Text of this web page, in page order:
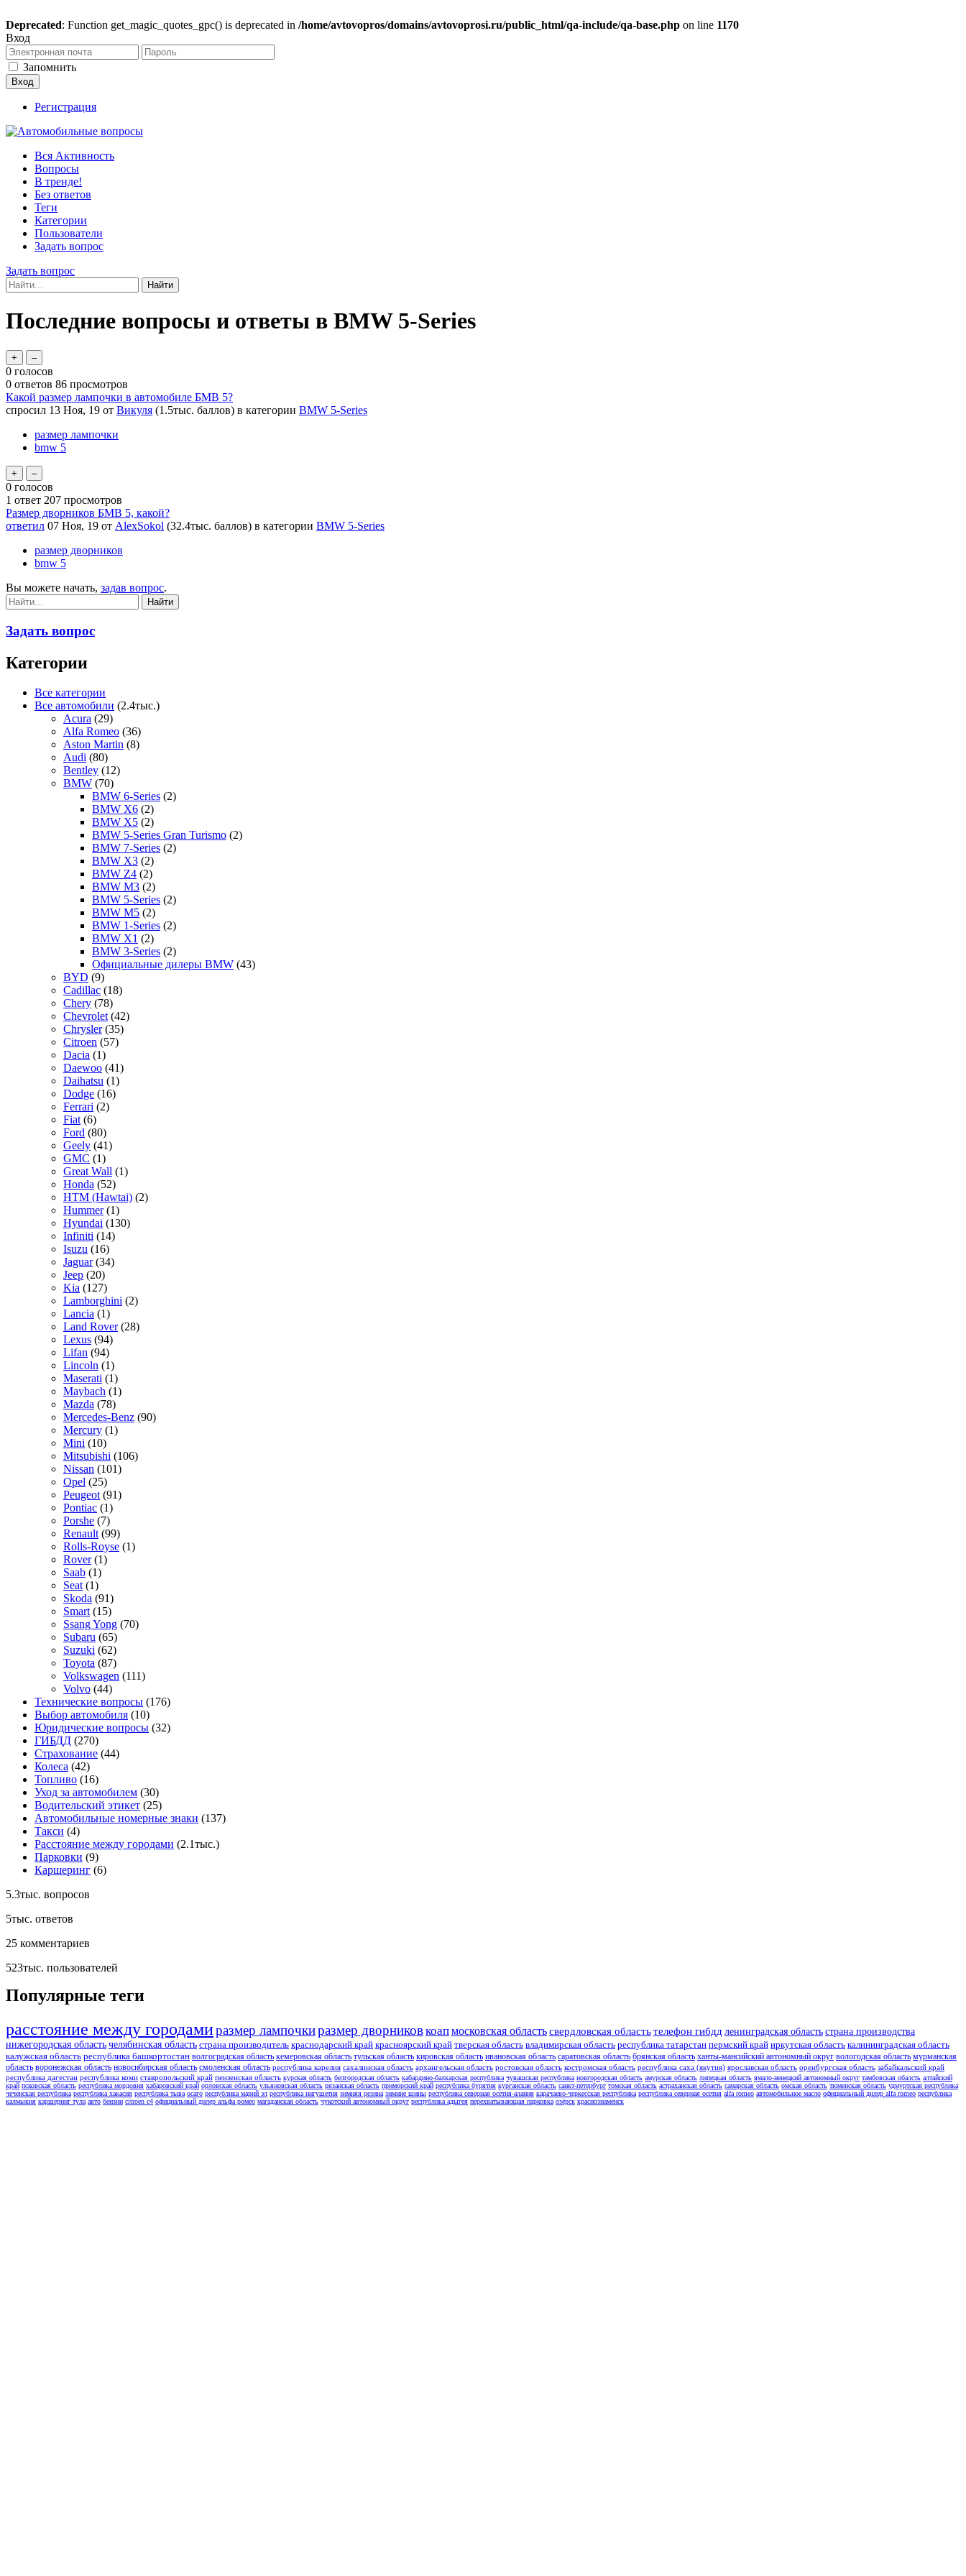
Deprecated: Function get_magic_quotes_gpc() is deprecated in /home/avtovopros/domains/avtovoprosi.ru/public_html/qa-include/qa-base.php on line 1170
Вход
Запомнить
Регистрация
Вся Активность
Вопросы
В тренде!
Без ответов
Теги
Категории
Пользователи
Задать вопрос
Задать вопрос
Последние вопросы и ответы в BMW 5-Series
0 голосов
0 ответов 86 просмотров
Какой размер лампочки в автомобиле БМВ 5?
спросил 13 Ноя, 19 от Викуля (1.5тыс. баллов) в категории BMW 5-Series
размер лампочки
bmw 5
0 голосов
1 ответ 207 просмотров
Размер дворников БМВ 5, какой?
ответил 07 Ноя, 19 от AlexSokol (32.4тыс. баллов) в категории BMW 5-Series
размер дворников
bmw 5
Вы можете начать, задав вопрос.
Задать вопрос
Категории
Все категории
Все автомобили (2.4тыс.)
Acura (29)
Alfa Romeo (36)
Aston Martin (8)
Audi (80)
Bentley (12)
BMW (70)
BMW 6-Series (2)
BMW X6 (2)
BMW X5 (2)
BMW 5-Series Gran Turismo (2)
BMW 7-Series (2)
BMW X3 (2)
BMW Z4 (2)
BMW M3 (2)
BMW 5-Series (2)
BMW M5 (2)
BMW 1-Series (2)
BMW X1 (2)
BMW 3-Series (2)
Официальные дилеры BMW (43)
BYD (9)
Cadillac (18)
Chery (78)
Chevrolet (42)
Chrysler (35)
Citroen (57)
Dacia (1)
Daewoo (41)
Daihatsu (1)
Dodge (16)
Ferrari (2)
Fiat (6)
Ford (80)
Geely (41)
GMC (1)
Great Wall (1)
Honda (52)
HTM (Hawtai) (2)
Hummer (1)
Hyundai (130)
Infiniti (14)
Isuzu (16)
Jaguar (34)
Jeep (20)
Kia (127)
Lamborghini (2)
Lancia (1)
Land Rover (28)
Lexus (94)
Lifan (94)
Lincoln (1)
Maserati (1)
Maybach (1)
Mazda (78)
Mercedes-Benz (90)
Mercury (1)
Mini (10)
Mitsubishi (106)
Nissan (101)
Opel (25)
Peugeot (91)
Pontiac (1)
Porshe (7)
Renault (99)
Rolls-Royse (1)
Rover (1)
Saab (1)
Seat (1)
Skoda (91)
Smart (15)
Ssang Yong (70)
Subaru (65)
Suzuki (62)
Toyota (87)
Volkswagen (111)
Volvo (44)
Технические вопросы (176)
Выбор автомобиля (10)
Юридические вопросы (32)
ГИБДД (270)
Страхование (44)
Колеса (42)
Топливо (16)
Уход за автомобилем (30)
Водительский этикет (25)
Автомобильные номерные знаки (137)
Такси (4)
Расстояние между городами (2.1тыс.)
Парковки (9)
Каршеринг (6)
5.3тыс. вопросов
5тыс. ответов
25 комментариев
523тыс. пользователей
Популярные теги
расстояние между городамиразмер лампочкиразмер дворниковкоапмосковская областьсвердловская областьтелефон гибдд ленинградская область страна производства
нижегородская область челябинская область страна производитель краснодарский край красноярский край тверская область владимирская область республика татарстан пермский край иркутская область калининградская область
калужская область республика башкортостан волгоградская область кемеровская область тульская область кировская область ивановская область саратовская область брянская область ханты-мансийский автономный округ вологодская область мурманская
область воронежская область новосибирская область смоленская область республика карелия сахалинская область архангельская область ростовская область костромская область республика саха (якутия) ярославская область оренбургская область забайкальский край
республика дагестан республика коми ставропольский край пензенская область курская область белгородская область кабардино-балкарская республика чувашская республика новгородская область амурская область липецкая область ямало-ненецкий автономный округ тамбовская обалсть алтайский
край псковская область республика мордовия хабаровский край орловская область ульяновская область рязанская область приморский край республика бурятия курганская область санкт-петербург томская область астраханская область самарская область омская область тюменская область удмуртская республика
чеченская республика республика хакасия республика тыва осаго республика марий эл республика ингушетия зимняя резина зимние шины республика северная осетия-алания карачаево-черкесская республика республика северная осетия alfa romeo автомобильное масло официальный дилер alfa romeo республика
калмыкия каршеринг тула авто бензин citroen c4 официальный дилер альфа ромео магаданская область чукотский автономный округ республика адыгея перехватывающая парковка озёрск краснознаменск